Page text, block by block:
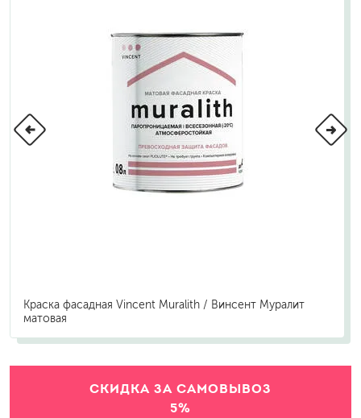
Краска фасадная Vincent Muralith / Винсент Муралит
матовая
СКИДКА ЗА САМОВЫВОЗ
5%